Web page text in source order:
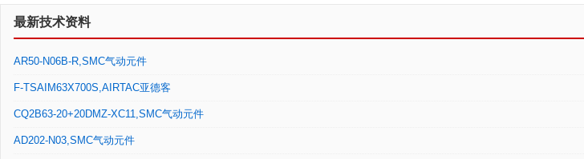
最新技术资料
AR50-N06B-R,SMC气动元件
F-TSAIM63X700S,AIRTAC亚德客
CQ2B63-20+20DMZ-XC11,SMC气动元件
AD202-N03,SMC气动元件